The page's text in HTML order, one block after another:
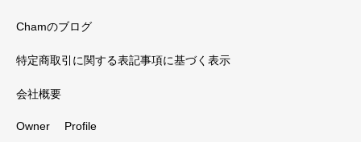
Chamのブログ
特定商取引に関する表記事項に基づく表示
会社概要
Owner Profile